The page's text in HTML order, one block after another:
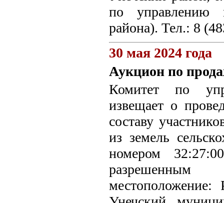
по управлению
района). Тел.: 8
30 мая 2024 года
Аукцион по
Комитет по
извещает о
составу
из земель
номером
разрешенным
местоположение: